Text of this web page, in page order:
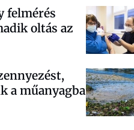
felmérés
oltás az
a műanyagba